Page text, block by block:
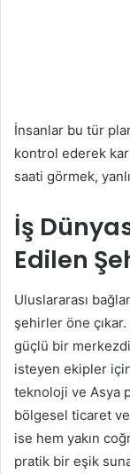
İnsanlar bu tür
kontrol ederek
saati görmek,
İş
Edilen
Uluslararası
şehirler öne çıkar.
güçlü bir
isteyen ekipler
teknoloji ve Asya
bölgesel ticaret
ise hem yakın
pratik bir eşik